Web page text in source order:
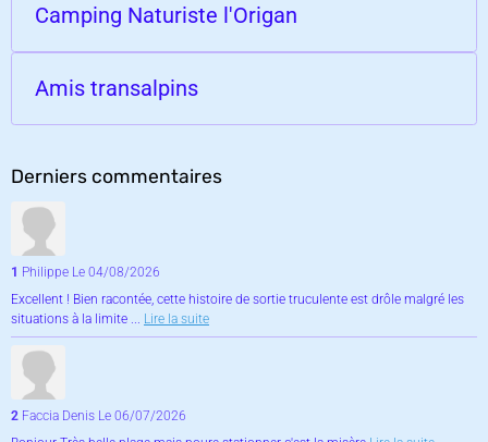
Camping Naturiste l'Origan
Amis transalpins
Derniers commentaires
1 Philippe Le 04/08/2026
Excellent ! Bien racontée, cette histoire de sortie truculente est drôle malgré les
situations à la limite ... Lire la suite
2 Faccia Denis Le 06/07/2026